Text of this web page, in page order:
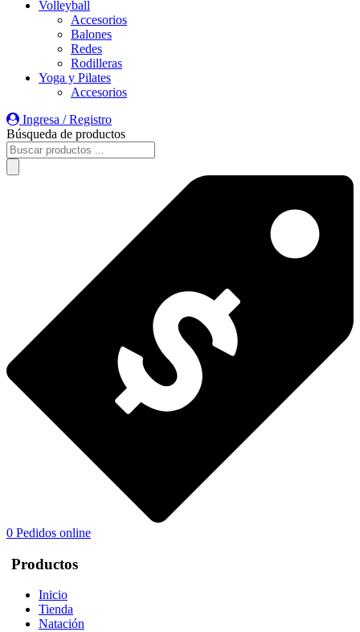
Volleyball
Accesorios
Balones
Redes
Rodilleras
Yoga y Pilates
Accesorios
Ingresa / Registro
Búsqueda de productos
0 Pedidos online
Productos
Inicio
Tienda
Natación